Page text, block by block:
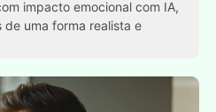
impacto emocional com IA,
uma forma realista e